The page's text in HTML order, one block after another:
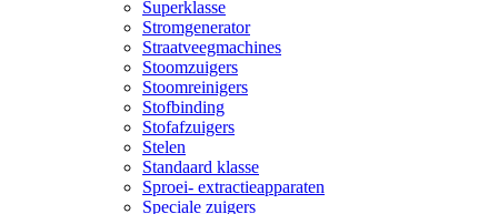
Superklasse
Stromgenerator
Straatveegmachines
Stoomzuigers
Stoomreinigers
Stofbinding
Stofafzuigers
Stelen
Standaard klasse
Sproei- extractieapparaten
Speciale zuigers